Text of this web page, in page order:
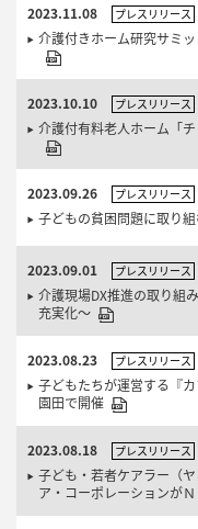
2023.11.08 プレスリリース
介護付きホーム研究サミ
2023.10.10 プレスリリース
介護付有料老人ホーム「
2023.09.26 プレスリリース
子どもの貧困問題に取り
2023.09.01 プレスリリース
介護現場DX推進の取り組
充実化～
2023.08.23 プレスリリース
子どもたちが運営する『
園田で開催
2023.08.18 プレスリリース
子ども・若者ケアラー（
ア・コーポレーションが